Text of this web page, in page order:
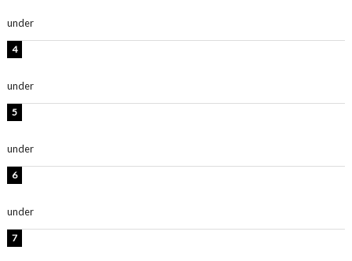
under
under
under
under